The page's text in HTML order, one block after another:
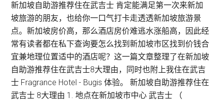
新加坡自助游推荐住在武吉士 肯定能满足第一次来新加
坡旅游的朋友，也给你一口气打卡走透透新加坡旅游景
点。新加坡房价高，那么酒店房价难逃水涨船高，因此经
常有读者都在私下查询要怎么找到新加坡市区找到价钱合
宜兼地理位置适中的酒店呢？这一篇文章整理了在新加坡
自助游推荐住在武吉士8大理由，同时也附上我住在武吉
士 Fragrance Hotel - Bugis 体验。 新加坡自助游推荐住在
武吉士 8大理由 1. 地点在新加坡市中心 武吉士 （